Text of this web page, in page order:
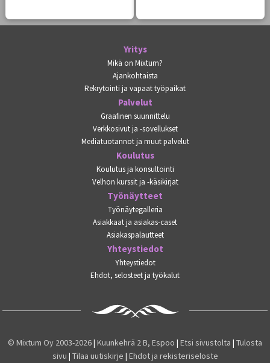
Yritys
Mikä on Mixtum?
Ajankohtaista
Rekrytointi ja vapaat työpaikat
Palvelut
Graafinen suunnittelu
Verkkosivut ja -sovellukset
Mediatuotannot ja muut palvelut
Koulutus
Koulutus ja konsultointi
Velhon kurssit ja -käsikirjat
Työnäytteet
Työnäytegalleria
Asiakkaat ja asiakas-caset
Asiakaspalautteet
Yhteystiedot
Yhteystiedot
Ehdot, selosteet ja työkalut
© Mixtum Oy 2003-2026| Kuunkehrä 2 B, Espoo | Etsi sivustolta | Tulosta
sivu | Tilaa uutiskirje | Ehdot ja rekisteriseloste